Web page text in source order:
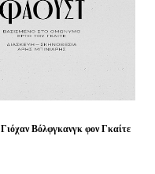
Γιόχαν Βόλφγκανγκ φον Γκαίτε